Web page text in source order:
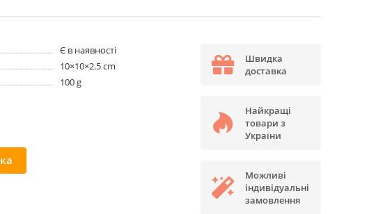
Є в наявності
10×10×2.5 cm
100 g
Швидка
доставка
Найкращі
товари з
України
Можливі
індивідуальні
замовлення